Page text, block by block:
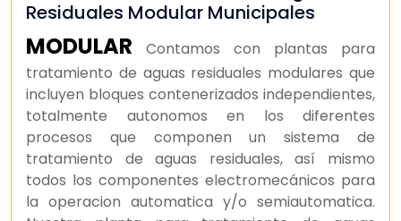
Residuales Modular Municipales
MODULAR Contamos con plantas para
tratamiento de aguas residuales modulares que
incluyen bloques contenerizados independientes,
totalmente autonomos en los diferentes
procesos que componen un sistema de
tratamiento de aguas residuales, así mismo
todos los componentes electromecánicos para
la operacion automatica y/o semiautomatica.